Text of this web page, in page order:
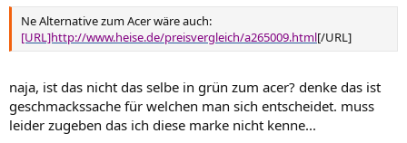
Ne Alternative zum Acer wäre auch:
[URL]http://www.heise.de/preisvergleich/a265009.html[/URL]
naja, ist das nicht das selbe in grün zum acer? denke das ist
geschmackssache für welchen man sich entscheidet. muss
leider zugeben das ich diese marke nicht kenne...